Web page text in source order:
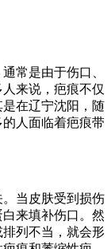
常是由于伤口、
来说，疤痕不仅
在辽宁沈阳，随
人面临着疤痕带
当皮肤受到损伤
来填补伤口。然
列不当，就会形